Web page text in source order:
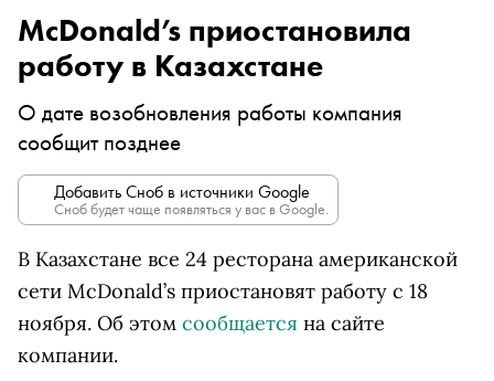
McDonald’s приостановила
работу в Казахстане
О дате возобновления работы компания
сообщит позднее
Добавить Сноб в источники Google
Сноб будет чаще появляться у вас в Google.
В Казахстане все 24 ресторана американской
сети McDonald’s приостановят работу с 18
ноября. Об этом сообщается на сайте
компании.